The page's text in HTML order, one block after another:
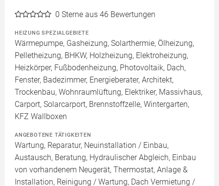
0 Sterne aus 46 Bewertungen
HEIZUNG SPEZIALGEBIETE
Wärmepumpe, Gasheizung, Solarthermie, Ölheizung,
Pelletheizung, BHKW, Holzheizung, Elektroheizung,
Heizkörper, Fußbodenheizung, Photovoltaik, Dach,
Fenster, Badezimmer, Energieberater, Architekt,
Trockenbau, Wohnraumlüftung, Elektriker, Massivhaus,
Carport, Solarcarport, Brennstoffzelle, Wintergarten,
KFZ Wallboxen
ANGEBOTENE TÄTIGKEITEN
Wartung, Reparatur, Neuinstallation / Einbau,
Austausch, Beratung, Hydraulischer Abgleich, Einbau
von vorhandenem Neugerät, Thermostat, Anlage &
Installation, Reinigung / Wartung, Dach Vermietung /